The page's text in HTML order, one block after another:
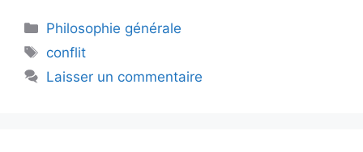
Catégories
Philosophie générale
Étiquettes
conflit
Laisser un commentaire